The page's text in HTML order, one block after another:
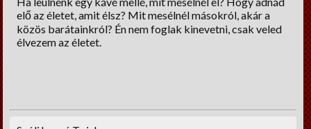
elő az életet, amit élsz? Mit mesélnél másokról, akár a
közös barátainkról? Én nem foglak kinevetni, csak veled
élvezem az életet.